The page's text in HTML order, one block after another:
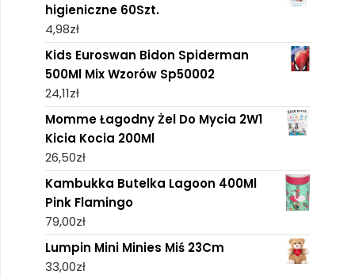
higieniczne 60Szt.
4,98zł
Kids Euroswan Bidon Spiderman
500Ml Mix Wzorów Sp50002
24,11zł
Momme Łagodny Żel Do Mycia 2W1
Kicia Kocia 200Ml
26,50zł
Kambukka Butelka Lagoon 400Ml
Pink Flamingo
79,00zł
Lumpin Mini Minies Miś 23Cm
33,00zł